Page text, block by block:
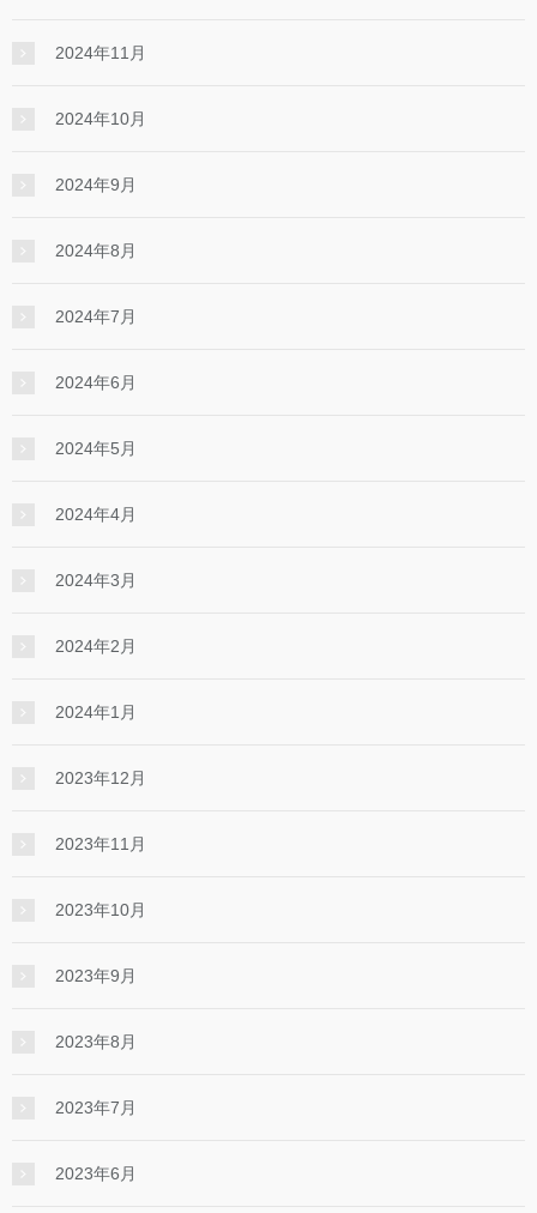
2024年11月
2024年10月
2024年9月
2024年8月
2024年7月
2024年6月
2024年5月
2024年4月
2024年3月
2024年2月
2024年1月
2023年12月
2023年11月
2023年10月
2023年9月
2023年8月
2023年7月
2023年6月